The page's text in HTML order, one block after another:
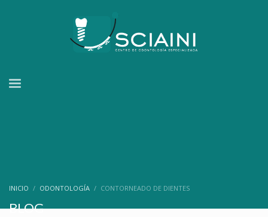
INICIO ODONTOLOGÍA CONTORNEADO DE DIENTES
BLOG